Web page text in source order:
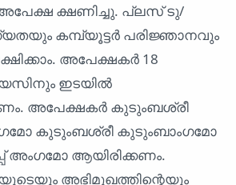
അപേക്ഷ ക്ഷണിച്ചു. പ്ലസ് ടു/
കമ്പ്യൂട്ടർ പരിജ്ഞാനവും
അപേക്ഷകർ 18
ഇടയിൽ
അപേക്ഷകർ കുടുംബശ്രീ
കുടുംബശ്രീ കുടുംബാംഗമോ
അംഗമോ ആയിരിക്കണം.
അഭിമുഖത്തിന്റെയും